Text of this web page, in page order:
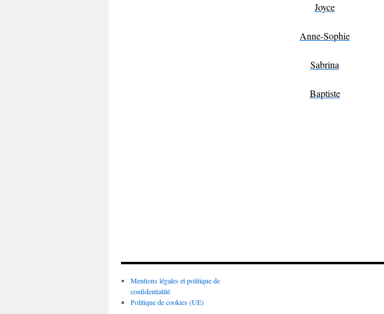
Joyce
Anne-Sophie
Sabrina
Baptiste
Mentions légales et politique de
confidentialité
Politique de cookies (UE)